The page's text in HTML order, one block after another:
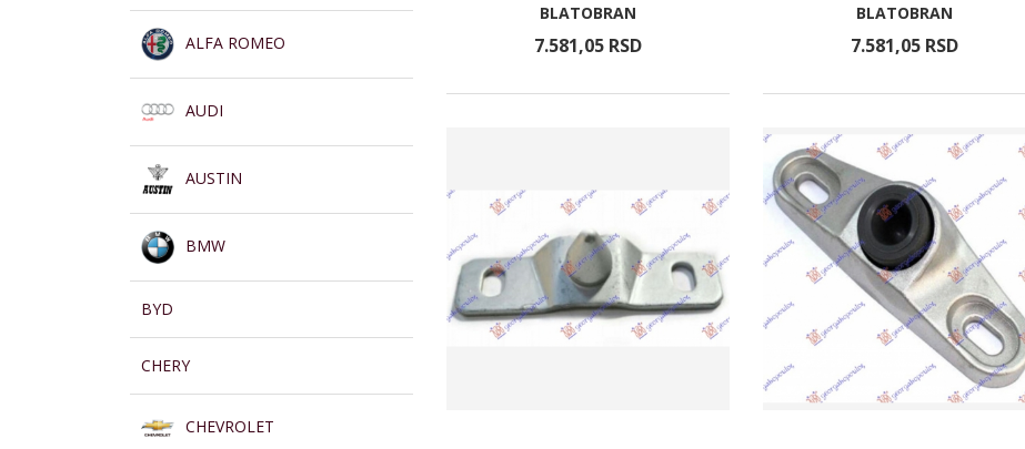
ALFA ROMEO
AUDI
AUSTIN
BMW
BYD
CHERY
CHEVROLET
BLATOBRAN
7.581,05 RSD
BLATOBRAN
7.581,05 RSD